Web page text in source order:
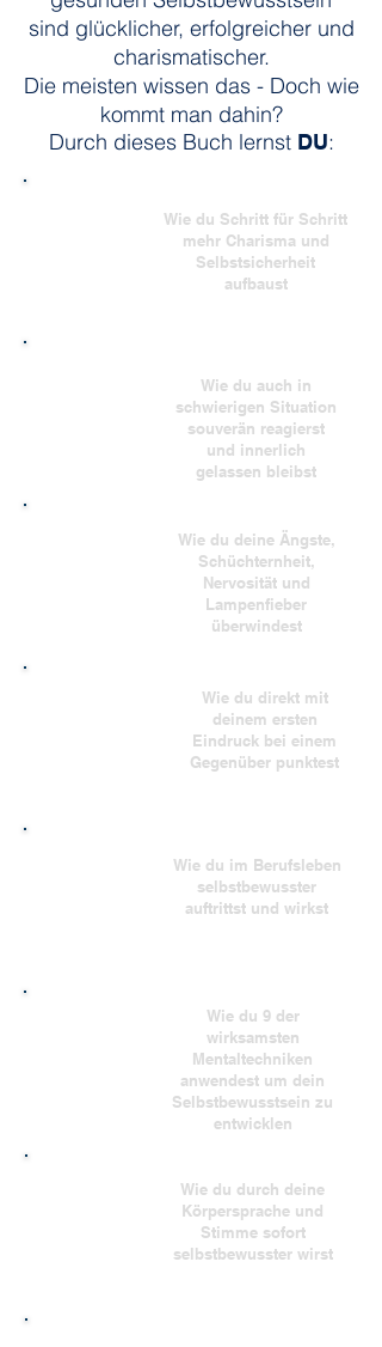
sind glücklicher, erfolgreicher und
charismatischer.
Die meisten wissen das - Doch wie
kommt man dahin?
Durch dieses Buch lernst DU:
Wie du Schritt für Schritt
mehr Charisma und
Selbstsicherheit
aufbaust
Wie du auch in
schwierigen Situation
souverän reagierst
und innerlich
gelassen bleibst
Wie du deine Ängste,
Schüchternheit,
Nervosität und
Lampenfieber
überwindest
Wie du direkt mit
deinem ersten
Eindruck bei einem
Gegenüber punktest
Wie du im Berufsleben
selbstbewusster
auftrittst und wirkst
Wie du 9 der
wirksamsten
Mentaltechniken
anwendest um dein
Selbstbewusstsein zu
entwicklen
Wie du durch deine
Körpersprache und
Stimme sofort
selbstbewusster wirst